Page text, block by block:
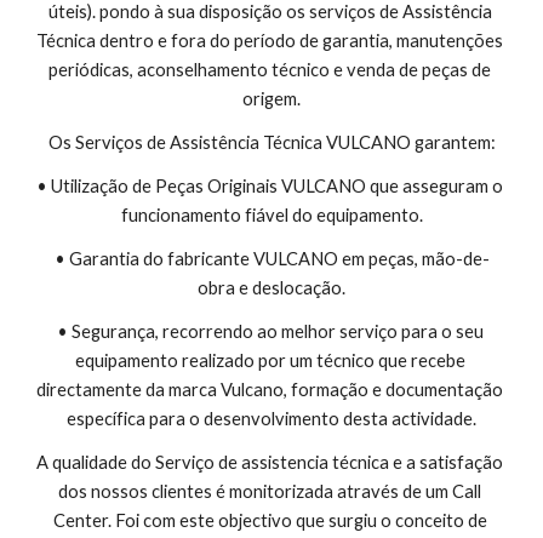
úteis). pondo à sua disposição os serviços de Assistência
Técnica dentro e fora do período de garantia, manutenções
periódicas, aconselhamento técnico e venda de peças de
origem.
Os Serviços de Assistência Técnica VULCANO garantem:
• Utilização de Peças Originais VULCANO que asseguram o
funcionamento fiável do equipamento.
• Garantia do fabricante VULCANO em peças, mão-de-
obra e deslocação.
• Segurança, recorrendo ao melhor serviço para o seu
equipamento realizado por um técnico que recebe
directamente da marca Vulcano, formação e documentação
específica para o desenvolvimento desta actividade.
A qualidade do Serviço de assistencia técnica e a satisfação
dos nossos clientes é monitorizada através de um Call
Center. Foi com este objectivo que surgiu o conceito de